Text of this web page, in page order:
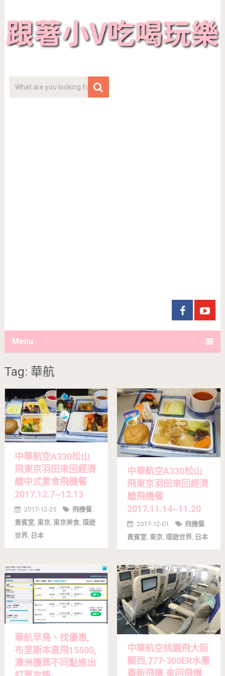
Menu
Tag: 華航
中華航空A330松山
飛東京羽田來回經濟
艙中式素食飛機餐
2017.12.7~12.13
2017-12-25
飛機餐.
貴賓室, 東京, 東京美食, 環遊
世界, 日本
中華航空A330松山
飛東京羽田來回經濟
艙飛機餐
2017.11.14~11.20
2017-12-01
飛機餐.
貴賓室, 東京, 環遊世界, 日本
華航早鳥、找優惠,
布里斯本直飛15500,
澳洲機票不同點進出
中華航空桃園飛大阪
關西,777-300ER水墨
畫新飛機,來回飛機